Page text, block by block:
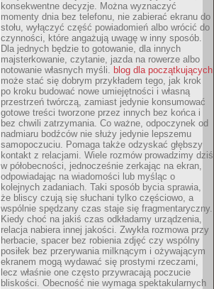
konsekwentne decyzje. Można wyznaczyć
momenty dnia bez telefonu, nie zabierać ekranu do
stołu, wyłączyć część powiadomień albo wrócić do
czynności, które angażują uwagę w inny sposób.
Dla jednych będzie to gotowanie, dla innych
majsterkowanie, czytanie, jazda na rowerze albo
notowanie własnych myśli. blog dla początkujących
może stać się dobrym przykładem tego, jak krok
po kroku budować nowe umiejętności i własną
przestrzeń twórczą, zamiast jedynie konsumować
gotowe treści tworzone przez innych bez końca i
bez chwili zatrzymania. Co ważne, odpoczynek od
nadmiaru bodźców nie służy jedynie lepszemu
samopoczuciu. Pomaga także odzyskać głębszy
kontakt z relacjami. Wiele rozmów prowadzimy dziś
w półobecności, jednocześnie zerkając na ekran,
odpowiadając na wiadomości lub myśląc o
kolejnych zadaniach. Taki sposób bycia sprawia,
że bliscy czują się słuchani tylko częściowo, a
wspólnie spędzany czas staje się fragmentaryczny.
Kiedy choć na jakiś czas odkładamy urządzenia,
relacja nabiera innej jakości. Zwykła rozmowa przy
herbacie, spacer bez robienia zdjęć czy wspólny
posiłek bez przerywania milknącym i ożywającym
ekranem mogą wydawać się prostymi rzeczami,
lecz właśnie one często przywracają poczucie
bliskości. Obecność nie wymaga spektakularnych